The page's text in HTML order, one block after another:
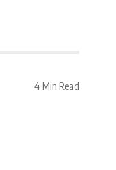
4 Min Read